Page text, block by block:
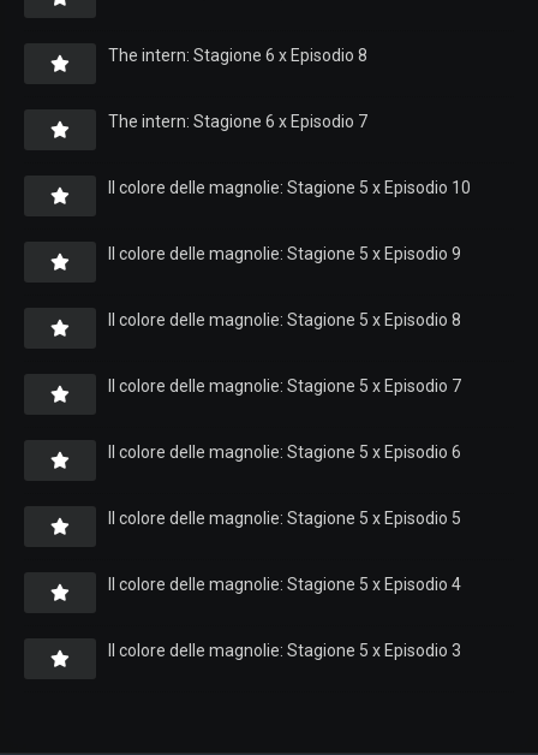
The intern: Stagione 6 x Episodio 8
The intern: Stagione 6 x Episodio 7
Il colore delle magnolie: Stagione 5 x Episodio 10
Il colore delle magnolie: Stagione 5 x Episodio 9
Il colore delle magnolie: Stagione 5 x Episodio 8
Il colore delle magnolie: Stagione 5 x Episodio 7
Il colore delle magnolie: Stagione 5 x Episodio 6
Il colore delle magnolie: Stagione 5 x Episodio 5
Il colore delle magnolie: Stagione 5 x Episodio 4
Il colore delle magnolie: Stagione 5 x Episodio 3